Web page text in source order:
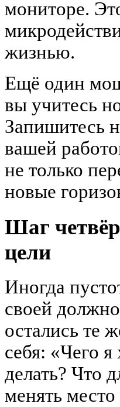
мониторе.
жизнью.
Ещё один
вы учитесь
Запишитесь
вашей
не только
новые
Шаг
цели
Иногда
своей
остались те
себя: «Чего
делать? Что
менять